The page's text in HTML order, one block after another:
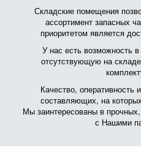
Складские помещения
ассортимент запасных
приоритетом является
У нас есть возможность в
отсутствующую на
Качество, оперативность
составляющих, на
Мы заинтересованы в
с Нашими